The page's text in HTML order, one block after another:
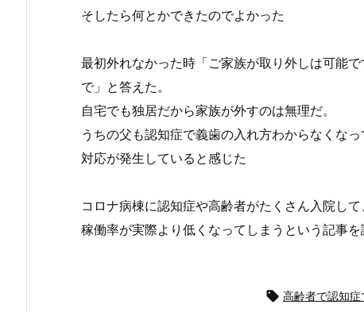
そしたら何とかできたのでよかった
最初外れなかった時「ご家族が取り外しは可能
で」と答えた。
自宅でも独居だから家族が外すのは無理だ。
うちの父も認知症で義歯の入れ方わからなくな
対応が発生していると感じた
コロナ病棟に認知症や高齢者がたくさん入院し
稼働率が実際より低くなってしまうという記事
 高齢者で認知